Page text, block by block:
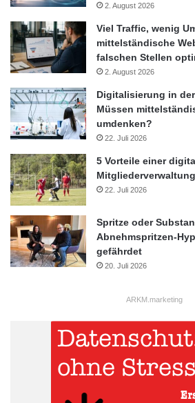
Know-How-Schutz
ML Consulting
ZVEI
2. August 2026
Viel Traffic, wenig
mittelständische
falschen Stellen
2. August 2026
Digitalisierung in
Müssen
umdenken?
22. Juli 2026
5 Vorteile einer
22. Juli 2026
Spritze oder
Abnehmspritzen-
gefährdet
20. Juli 2026
ARKM.marketing